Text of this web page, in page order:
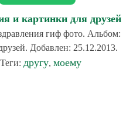
и картинки для друзей
гиф фото. Альбом:
Добавлен: 25.12.2013.
другу, моему